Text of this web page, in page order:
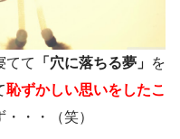
てて 「穴に落ちる夢」 を
恥ずかしい思いをしたこ
・・（笑）